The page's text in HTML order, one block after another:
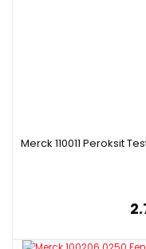
Merck 110011 Peroksit